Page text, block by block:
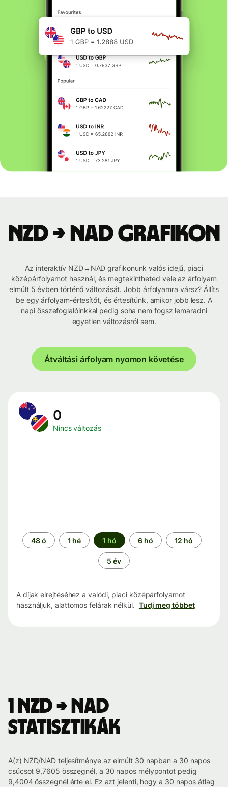
NZD → NAD grafikon
Az interaktív NZD→NAD grafikonunk valós idejű, piaci
középárfolyamot használ, és megtekintheted vele az árfolyam
elmúlt 5 évben történő változását. Jobb árfolyamra vársz? Állíts
be egy árfolyam-értesítőt, és értesítünk, amikor jobb lesz. A
napi összefoglalóinkkal pedig soha nem fogsz lemaradni
egyetlen változásról sem.
Átváltási árfolyam nyomon követése
0
Nincs változás
Időszak
48 ó 1 hé 1 hó 6 hó 12 hó
5 év
A díjak elrejtéséhez a valódi, piaci középárfolyamot
használjuk, alattomos felárak nélkül. Tudj meg többet
1 NZD → NAD
statisztikák
A(z) NZD/NAD teljesítménye az elmúlt 30 napban a 30 napos
csúcsot 9,7605 összegnél, a 30 napos mélypontot pedig
9,4004 összegnél érte el. Ez azt jelenti, hogy a 30 napos átlag